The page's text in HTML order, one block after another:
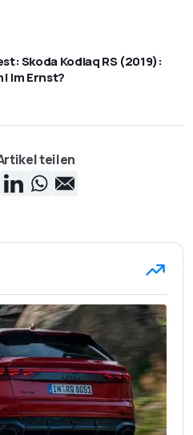
Skoda Kodiaq RS (2019):
Im Ernst?
teilen